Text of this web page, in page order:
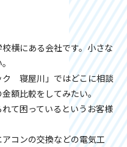
横にある会社です。小さな
ク 寝屋川」ではどこに相談
額比較をしてみたい。
て困っているというお客様
コンの交換などの電気工